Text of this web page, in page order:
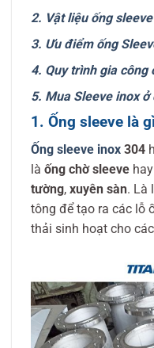
2. Vật liệu ống
3. Ưu điểm ống
4. Quy trình gia công
5. Mua Sleeve inox ở
1. Ống sleeve là
Ống sleeve inox 304
là ống chờ sleeve
tường, xuyên sàn. Là
tông để tạo ra các lỗ
thải sinh hoạt cho